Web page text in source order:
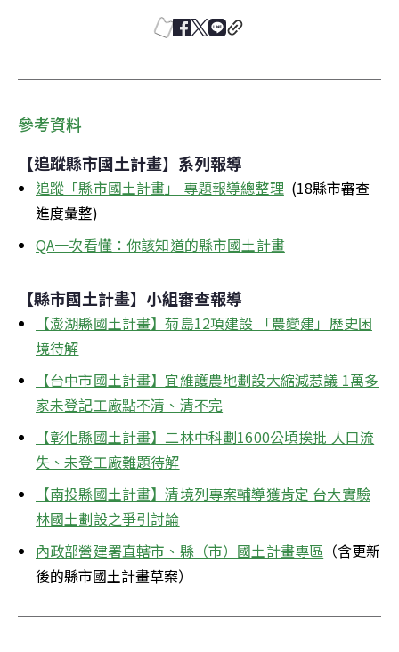
參考資料
【追蹤縣市國土計畫】系列報導
追蹤「縣市國土計畫」 專題報導總整理 (18縣市審查
進度彙整)
QA一次看懂：你該知道的縣市國土計畫
【縣市國土計畫】小組審查報導
【澎湖縣國土計畫】菊島12項建設 「農變建」歷史困
境待解
【台中市國土計畫】宜維護農地劃設大縮減惹議 1萬多
家未登記工廠點不清、清不完
【彰化縣國土計畫】二林中科劃1600公頃挨批 人口流
失、未登工廠難題待解
【南投縣國土計畫】清境列專案輔導獲肯定 台大實驗
林國土劃設之爭引討論
內政部營建署直轄市、縣（市）國土計畫專區 （含更新
後的縣市國土計畫草案）